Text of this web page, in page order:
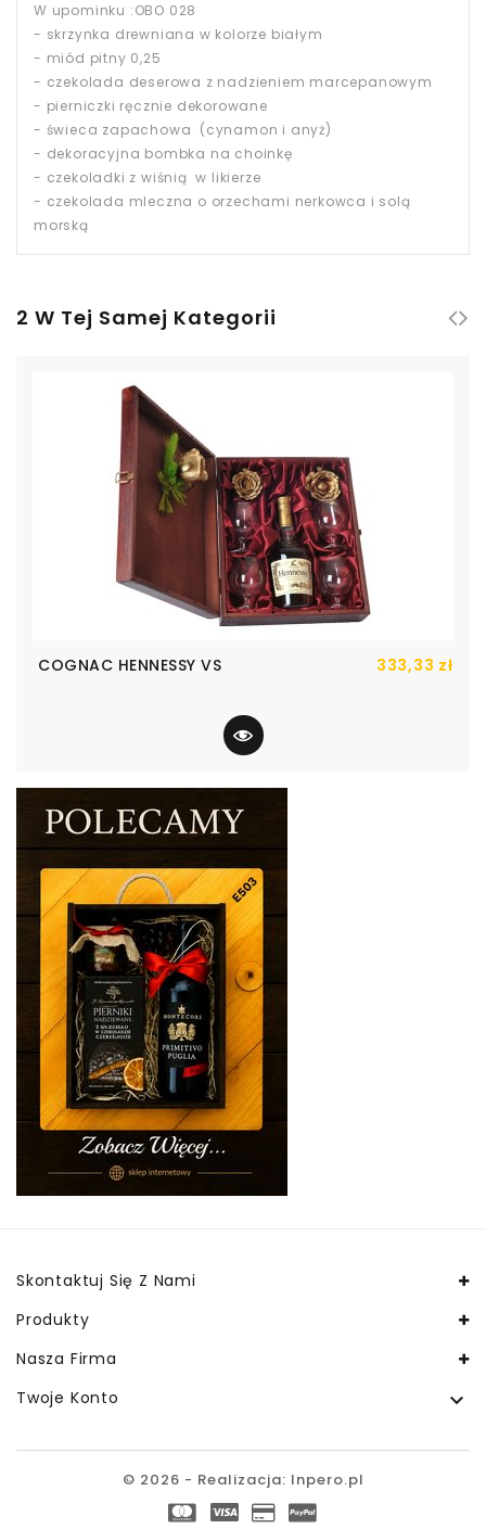
W upominku :OBO 028
- skrzynka drewniana w kolorze białym
- miód pitny 0,25
- czekolada deserowa z nadzieniem marcepanowym
- pierniczki ręcznie dekorowane
- świeca zapachowa (cynamon i anyż)
- dekoracyjna bombka na choinkę
- czekoladki z wiśnią w likierze
- czekolada mleczna o orzechami nerkowca i solą
morską
2 W Tej Samej Kategorii
COGNAC HENNESSY VS 333,33 zł
Skontaktuj Się Z Nami
Produkty
Nasza Firma
Twoje Konto

© 2026 - Realizacja: Inpero.pl